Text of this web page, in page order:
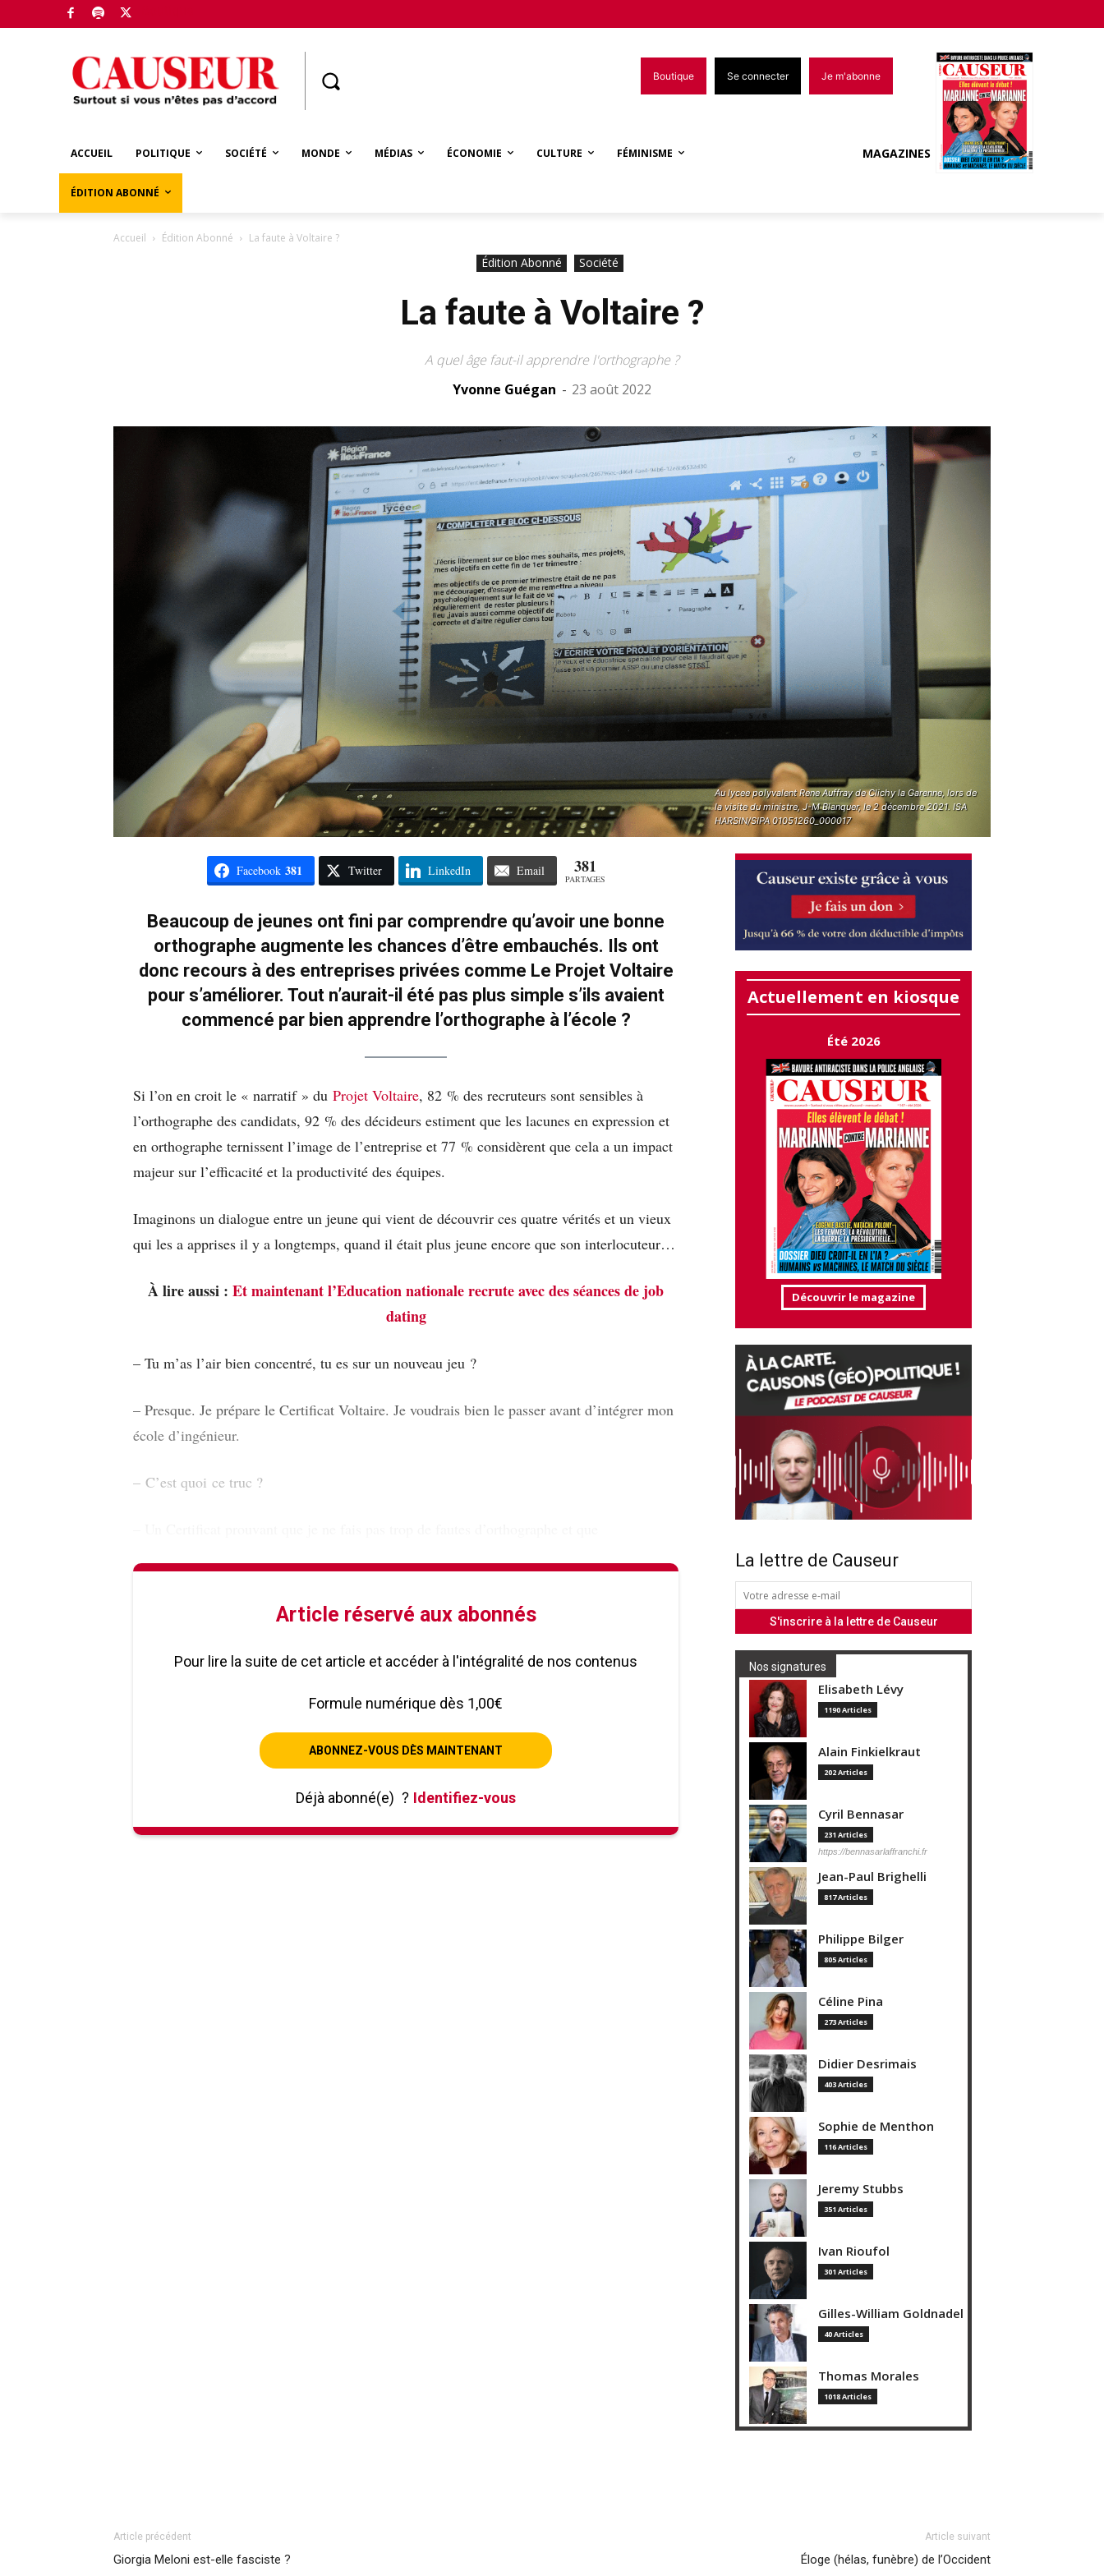
Boutique Se connecter Je m'abonne
ACCUEIL POLITIQUE SOCIÉTÉ MONDE MÉDIAS ÉCONOMIE CULTURE FÉMINISME
ÉDITION ABONNÉ
MAGAZINES
Accueil Édition Abonné La faute à Voltaire ?
Édition Abonné Société
La faute à Voltaire ?
A quel âge faut-il apprendre l'orthographe ?
Yvonne Guégan - 23 août 2022
Au lycee polyvalent Rene Auffray de Clichy la Garenne, lors de
la visite du ministre, J-M Blanquer, le 2 décembre 2021. ISA
HARSIN/SIPA 01051260_000017
Facebook 381 Twitter LinkedIn Email 381
PARTAGES
Beaucoup de jeunes ont fini par comprendre qu’avoir une bonne
orthographe augmente les chances d’être embauchés. Ils ont
donc recours à des entreprises privées comme Le Projet Voltaire
pour s’améliorer. Tout n’aurait-il été pas plus simple s’ils avaient
commencé par bien apprendre l’orthographe à l’école ?
Si l’on en croit le « narratif » du Projet Voltaire, 82 % des recruteurs sont sensibles à
l’orthographe des candidats, 92 % des décideurs estiment que les lacunes en expression et
en orthographe ternissent l’image de l’entreprise et 77 % considèrent que cela a un impact
majeur sur l’efficacité et la productivité des équipes.
Imaginons un dialogue entre un jeune qui vient de découvrir ces quatre vérités et un vieux
qui les a apprises il y a longtemps, quand il était plus jeune encore que son interlocuteur…
À lire aussi : Et maintenant l’Education nationale recrute avec des séances de job
dating
– Tu m’as l’air bien concentré, tu es sur un nouveau jeu ?
– Presque. Je prépare le Certificat Voltaire. Je voudrais bien le passer avant d’intégrer mon
école d’ingénieur.
– C’est quoi ce truc ?
Article réservé aux abonnés
Pour lire la suite de cet article et accéder à l'intégralité de nos contenus
Formule numérique dès 1,00€
ABONNEZ-VOUS DÈS MAINTENANT
Déjà abonné(e) ? Identifiez-vous
Actuellement en kiosque
Été 2026
Découvrir le magazine
La lettre de Causeur
Nos signatures
Elisabeth Lévy
1190 Articles
Alain Finkielkraut
202 Articles
Cyril Bennasar
231 Articles
https://bennasarlaffranchi.fr
Jean-Paul Brighelli
817 Articles
Philippe Bilger
805 Articles
Céline Pina
273 Articles
Didier Desrimais
403 Articles
Sophie de Menthon
116 Articles
Jeremy Stubbs
351 Articles
Ivan Rioufol
301 Articles
Gilles-William Goldnadel
40 Articles
Thomas Morales
1018 Articles
Article précédent
Giorgia Meloni est-elle fasciste ?
Article suivant
Éloge (hélas, funèbre) de l’Occident